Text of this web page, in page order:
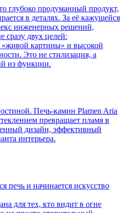
глубоко продуманный продукт,
в деталях. За её кажущейся
инженерных решений,
сразу двух целей:
«живой картины» и высокой
Это не стилизация, а
из функции.
Печь-камин Plamen Aria
превращает пламя в
дизайн, эффективный
интерьера.
печь и начинается искусство
для тех, кто видит в огне